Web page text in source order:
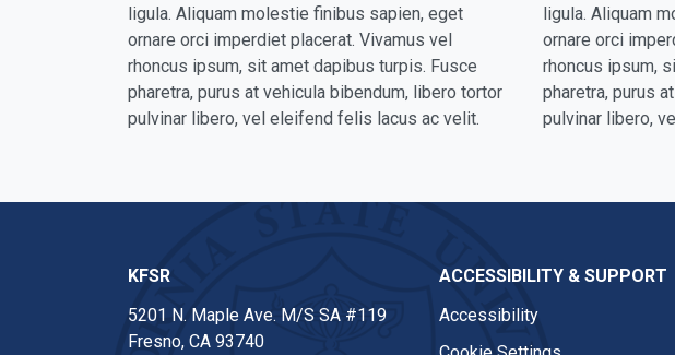
ligula. Aliquam molestie finibus sapien, eget
ornare orci imperdiet placerat. Vivamus vel
rhoncus ipsum, sit amet dapibus turpis. Fusce
pharetra, purus at vehicula bibendum, libero tortor
pulvinar libero, vel eleifend felis lacus ac velit.
ligula. Aliquam
ornare orci
rhoncus ipsum,
pharetra, purus
pulvinar libero,
KFSR
5201 N. Maple Ave. M/S SA #119
Fresno, CA 93740
ACCESSIBILITY & SUPPORT
Accessibility